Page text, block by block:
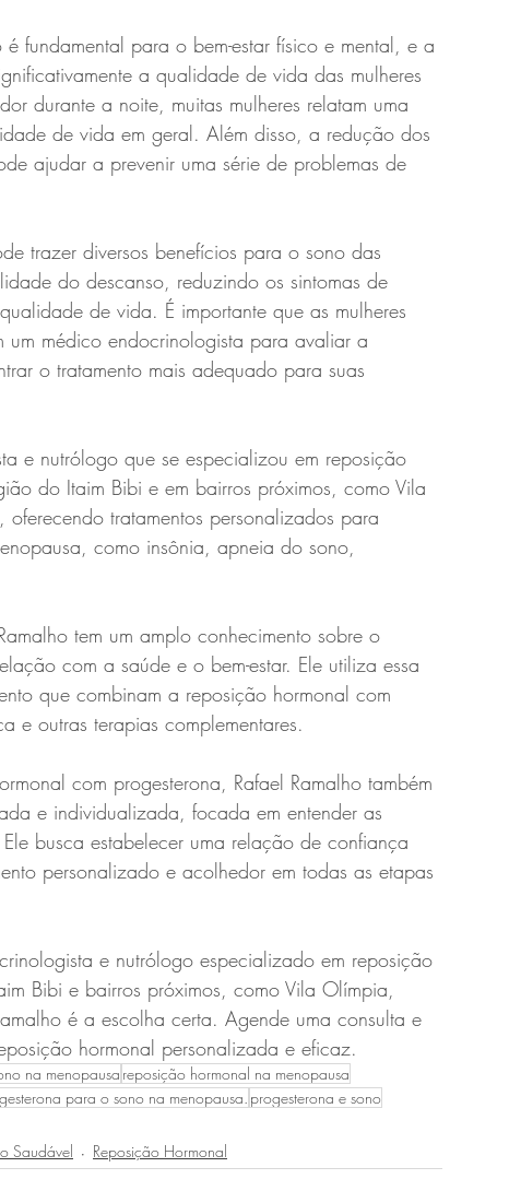
a qualidade de vida das mulheres
durante a noite, muitas mulheres relatam uma
de vida em geral. Além disso, a redução dos
ajudar a prevenir uma série de problemas de
trazer diversos benefícios para o sono das
do descanso, reduzindo os sintomas de
de vida. É importante que as mulheres
um médico endocrinologista para avaliar a
o tratamento mais adequado para suas
e nutrólogo que se especializou em reposição
do Itaim Bibi e em bairros próximos, como Vila
tratamentos personalizados para
como insônia, apneia do sono,
tem um amplo conhecimento sobre o
com a saúde e o bem-estar. Ele utiliza essa
que combinam a reposição hormonal com
e outras terapias complementares.
com progesterona, Rafael Ramalho também
e individualizada, focada em entender as
busca estabelecer uma relação de confiança
personalizado e acolhedor em todas as etapas
e nutrólogo especializado em reposição
Bibi e bairros próximos, como Vila Olímpia,
é a escolha certa. Agende uma consulta e
hormonal personalizada e eficaz.
na menopausa reposição hormonal na menopausa
para o sono na menopausa. progesterona e sono
Saudável Reposição Hormonal